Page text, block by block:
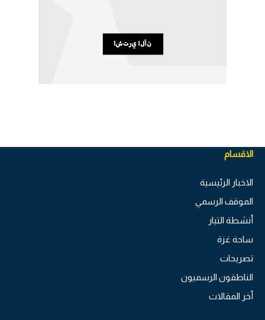
الاقسام
الاخبار الرئيسية
الموقف الرسمي
أنشطة التيار
ساحة غزة
تصريحات
الناطقون الرسميون
أخر المقالات